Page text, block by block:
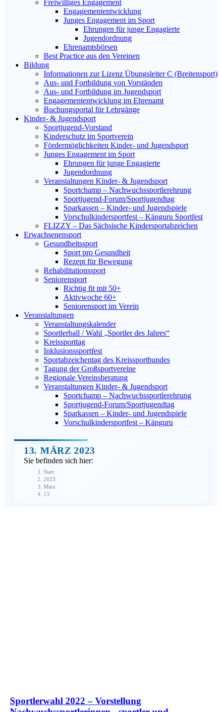
Freiwilliges Engagement
Engagemententwicklung
Junges Engagement im Sport
Ehrungen für junge Engagierte
Jugendordnung
Ehrenamtsbörsen
Best Practice aus den Vereinen
Bildung
Informationen zur Lizenz Übungsleiter C (Breitensport)
Aus- und Fortbildung von Vorständen
Aus- und Fortbildung im Jugendsport
Engagemententwicklung im Ehrenamt
Buchungsportal für Lehrgänge
Kinder- & Jugendsport
Sportjugend-Vorstand
Kinderschutz im Sportverein
Fördermöglichkeiten Kinder- und Jugendsport
Junges Engagement im Sport
Ehrungen für junge Engagierte
Jugendordnung
Veranstaltungen Kinder- & Jugendsport
Sportchamp – Nach­wuchs­sportler­ehrung
Sportjugend-Forum/Sport­jugend­tag
Sparkassen – Kinder- und Jugendspiele
Vorschulkindersportfest – Känguru Sportfest
FLIZZY – Das Sächsische Kindersportabzeichen
Erwachsenensport
Gesundheitssport
Sport pro Gesundheit
Rezept für Bewegung
Rehabilitationssport
Seniorensport
Richtig fit mit 50+
Aktivwoche 60+
Seniorensport im Verein
Veranstaltungen
Veranstaltungskalender
Sportlerball / Wahl „Sportler des Jahres“
Kreissporttag
Inklusionssportfest
Sportabzeichentag des Kreissportbundes
Tagung der Großsportvereine
Regionale Vereinsberatung
Veranstaltungen Kinder- & Jugendsport
Sportchamp – Nach­wuchs­sportler­ehrung
Sportjugend-Forum/Sport­jugend­tag
Sparkassen – Kinder- und Jugendspiele
Vorschulkindersportfest – Känguru
13. MÄRZ 2023
Sie befinden sich hier:
Start
2023
März
13
Sportlerwahl 2022 – Vorstellung